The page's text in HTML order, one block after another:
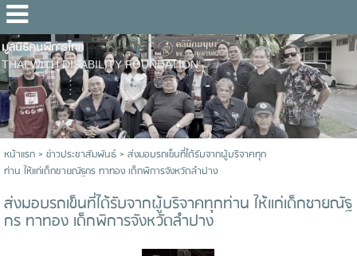
มูลนิธิคนพิการไทย
THAI WITH DISABILITY FOUNDATION
หน้าแรก> ข่าวประชาสัมพันธ์> ส่งมอบรถเข็นที่ได้รับจากผู้บริจาคทุก
ท่าน ให้แก่เด็กชายณัฐกร ทาทอง เด็กพิการจังหวัดลำปาง
ส่งมอบรถเข็นที่ได้รับจากผู้บริจาคทุกท่าน ให้แก่เด็กชายณัฐ
กร ทาทอง เด็กพิการจังหวัดลำปาง